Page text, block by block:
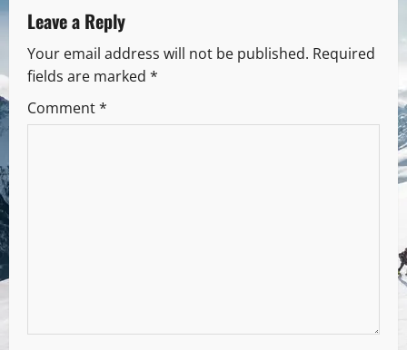
Leave a Reply
Your email address will not be published. Required
fields are marked *
Comment*